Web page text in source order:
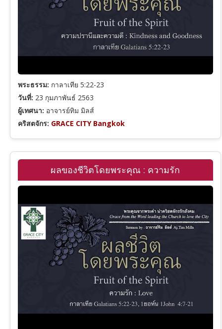
ความเชื่อและการเชื่อฟัง
พระวิญญาณบริสุทธิ์
พระมหาบัญชาและการประกาศ
คำเทศนาเทศกาล
พระธรรม: กาลาเทีย 5:22-23
วันที่: 23 กุมภาพันธ์ 2563
ผู้เทศนา: อาจารย์ทิม มิลส์
คริสตจักร: GRACE CITY Bangkok
ผลของชีวิตโดยพระคุณ : ความรัก